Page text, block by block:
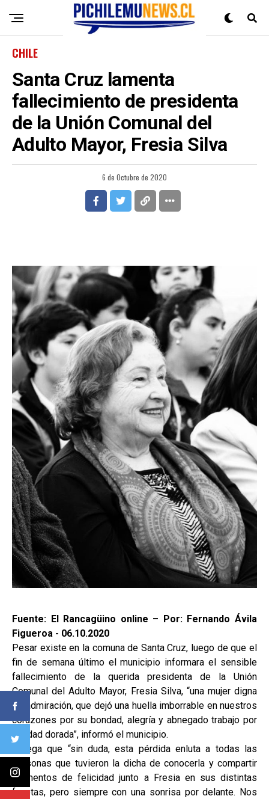
CHILE
Santa Cruz lamenta
fallecimiento de presidenta
de la Unión Comunal del
Adulto Mayor, Fresia Silva
6 de Octubre de 2020
Fuente: El Rancagüino online – Por: Fernando Ávila
Figueroa - 06.10.2020
Pesar existe en la comuna de Santa Cruz, luego de que el
fin de semana último el municipio informara el sensible
fallecimiento de la querida presidenta de la Unión
Comunal del Adulto Mayor, Fresia Silva, “una mujer digna
de admiración, que dejó una huella imborrable en nuestros
corazones por su bondad, alegría y abnegado trabajo por
la edad dorada”, informó el municipio.
Agrega que “sin duda, esta pérdida enluta a todas las
personas que tuvieron la dicha de conocerla y compartir
momentos de felicidad junto a Fresia en sus distintas
facetas, pero siempre con una sonrisa por delante. Nos